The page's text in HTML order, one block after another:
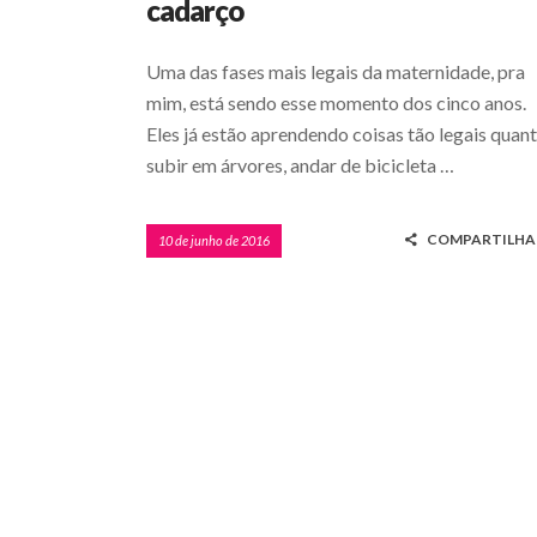
cadarço
Uma das fases mais legais da maternidade, pra
mim, está sendo esse momento dos cinco anos.
Eles já estão aprendendo coisas tão legais
subir em árvores, andar de bicicleta …
10 de junho de 2016